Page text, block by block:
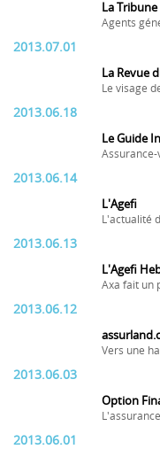
La
Agents
2013.07.01
La Revue
Le visage
2013.06.18
Le Guide
Assurance-
2013.06.14
L'Agefi
L'actualité
2013.06.13
L'Agefi
Axa fait un
2013.06.12
Vers une
2013.06.03
Option
2013.06.01